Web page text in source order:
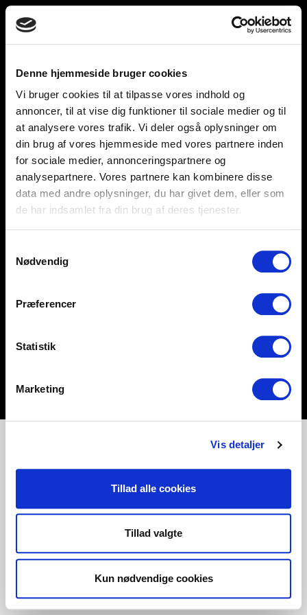
Denne hjemmeside bruger cookies
Vi bruger cookies til at tilpasse vores indhold og
annoncer, til at vise dig funktioner til sociale medier og til
at analysere vores trafik. Vi deler også oplysninger om
din brug af vores hjemmeside med vores partnere inden
for sociale medier, annonceringspartnere og
analysepartnere. Vores partnere kan kombinere disse
data med andre oplysninger, du har givet dem, eller som
de har indsamlet fra din brug af deres tjenester.
Nødvendig
Præferencer
Statistik
Marketing
Vis detaljer
Tillad alle cookies
Tillad valgte
Kun nødvendige cookies
Toggle
navigation
unnu
Help and support
Retailers
Browse for inspiration
SØREN FRICHS VEJ 52, 8230 AABYHØJ
+4586997400
INFO@UNNU.NU